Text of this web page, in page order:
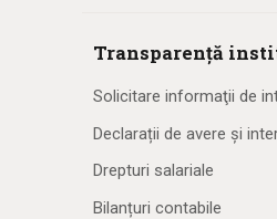
Transparență
Solicitare informaţii de
Declarații de avere și
Drepturi salariale
Bilanțuri contabile